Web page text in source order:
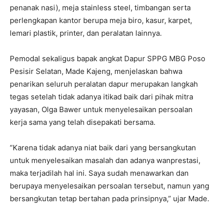
penanak nasi), meja stainless steel, timbangan serta
perlengkapan kantor berupa meja biro, kasur, karpet,
lemari plastik, printer, dan peralatan lainnya.
Pemodal sekaligus bapak angkat Dapur SPPG MBG Poso
Pesisir Selatan, Made Kajeng, menjelaskan bahwa
penarikan seluruh peralatan dapur merupakan langkah
tegas setelah tidak adanya itikad baik dari pihak mitra
yayasan, Olga Bawer untuk menyelesaikan persoalan
kerja sama yang telah disepakati bersama.
“Karena tidak adanya niat baik dari yang bersangkutan
untuk menyelesaikan masalah dan adanya wanprestasi,
maka terjadilah hal ini. Saya sudah menawarkan dan
berupaya menyelesaikan persoalan tersebut, namun yang
bersangkutan tetap bertahan pada prinsipnya,” ujar Made.